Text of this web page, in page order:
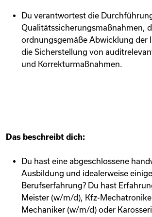
Du verantwortest die
Qualitätssicherungsmaßnahmen,
ordnungsgemäße Abwicklung der
die Sicherstellung von
und Korrekturmaßnahmen.
Das beschreibt dich:
Du hast eine abgeschlossene
Ausbildung und idealerweise
Berufserfahrung? Du hast
Meister (w/m/d), Kfz-
Mechaniker (w/m/d) oder